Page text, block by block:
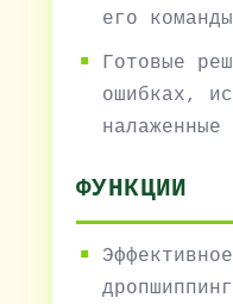
его
Готовые
ошибках,
налаженные
ФУНКЦИИ